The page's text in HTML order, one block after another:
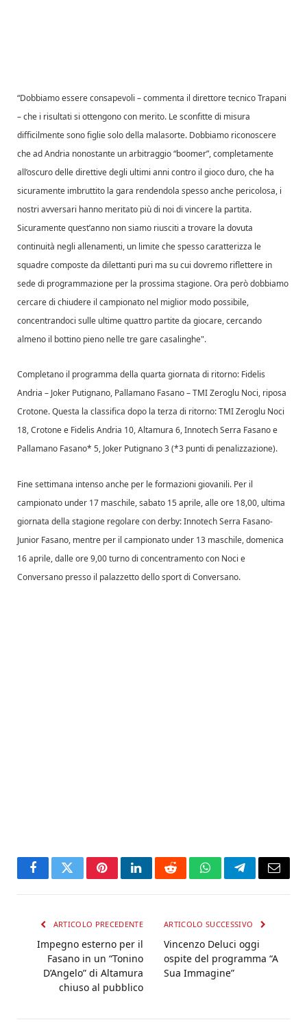
“Dobbiamo essere consapevoli – commenta il direttore tecnico Trapani
– che i risultati si ottengono con merito. Le sconfitte di misura
difficilmente sono figlie solo della malasorte. Dobbiamo riconoscere
che ad Andria nonostante un arbitraggio “boomer”, completamente
all’oscuro delle direttive degli ultimi anni contro il gioco duro, che ha
sicuramente imbruttito la gara rendendola spesso anche pericolosa, i
nostri avversari hanno meritato più di noi di vincere la partita.
Sicuramente quest’anno non siamo riusciti a trovare la dovuta
continuità negli allenamenti, un limite che spesso caratterizza le
squadre composte da dilettanti puri ma su cui dovremo riflettere in
sede di programmazione per la prossima stagione. Ora però dobbiamo
cercare di chiudere il campionato nel miglior modo possibile,
concentrandoci sulle ultime quattro partite da giocare, cercando
almeno il bottino pieno nelle tre gare casalinghe".
Completano il programma della quarta giornata di ritorno: Fidelis
Andria – Joker Putignano, Pallamano Fasano – TMI Zeroglu Noci, riposa
Crotone. Questa la classifica dopo la terza di ritorno: TMI Zeroglu Noci
18, Crotone e Fidelis Andria 10, Altamura 6, Innotech Serra Fasano e
Pallamano Fasano* 5, Joker Putignano 3 (*3 punti di penalizzazione).
Fine settimana intenso anche per le formazioni giovanili. Per il
campionato under 17 maschile, sabato 15 aprile, alle ore 18,00, ultima
giornata della stagione regolare con derby: Innotech Serra Fasano-
Junior Fasano, mentre per il campionato under 13 maschile, domenica
16 aprile, dalle ore 9,00 turno di concentramento con Noci e
Conversano presso il palazzetto dello sport di Conversano.
FacebookTwitterPinterestLinkedInRedditWhatsAppTelegramEmail
ARTICOLO PRECEDENTE
Impegno esterno per il
Fasano in un “Tonino
D’Angelo” di Altamura
chiuso al pubblico
ARTICOLO SUCCESSIVO
Vincenzo Deluci oggi
ospite del programma “A
Sua Immagine”